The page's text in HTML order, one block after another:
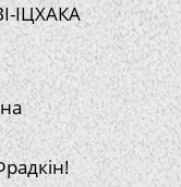
ІЦХАКА